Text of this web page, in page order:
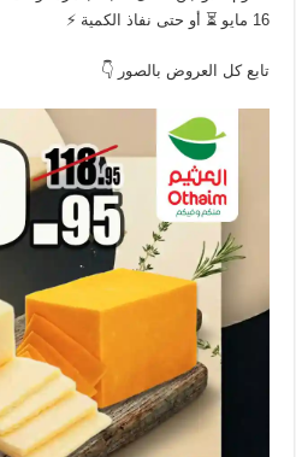
16 مايو ⏳ أو حتى نفاذ الكمية ⚡
تابع كل العروض بالصور 👇